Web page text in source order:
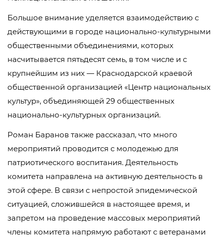
Большое внимание уделяется взаимодействию с
действующими в городе национально-культурными
общественными объединениями, которых
насчитывается пятьдесят семь, в том числе и с
крупнейшим из них — Краснодарской краевой
общественной организацией «Центр национальных
культур», объединяющей 29 общественных
национально-культурных организаций.
Роман Баранов также рассказал, что много
мероприятий проводится с молодежью для
патриотического воспитания. Деятельность
комитета направлена на активную деятельность в
этой сфере. В связи с непростой эпидемической
ситуацией, сложившейся в настоящее время, и
запретом на проведение массовых мероприятий
члены комитета напрямую работают с ветеранами